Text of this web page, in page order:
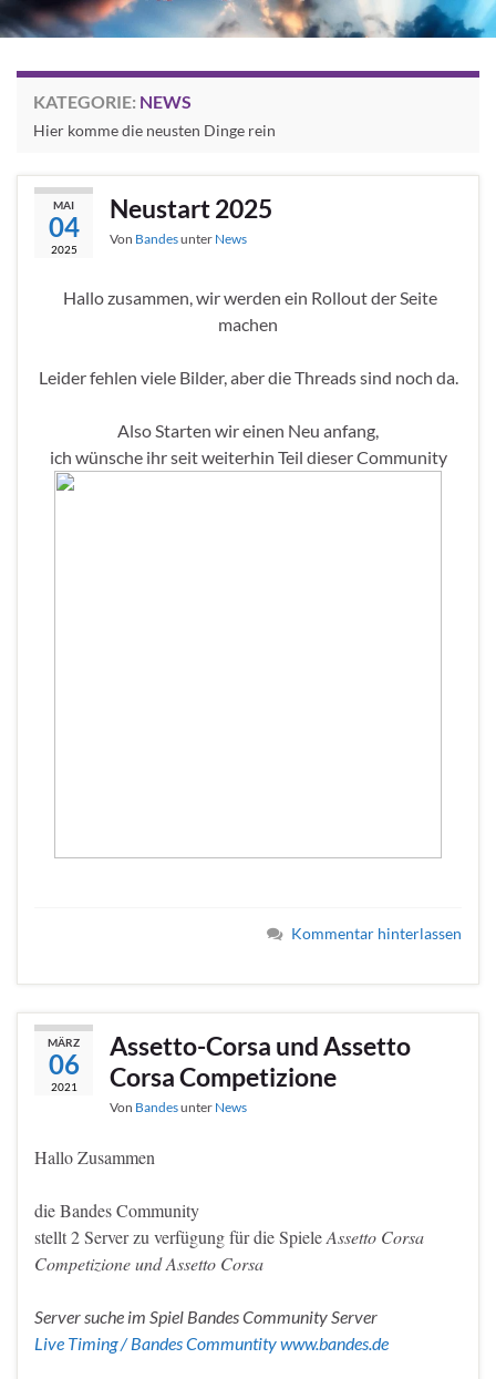
KATEGORIE: NEWS
Hier komme die neusten Dinge rein
MAI
04
2025
Neustart 2025
Von Bandesunter News
Hallo zusammen, wir werden ein Rollout der Seite
machen
Leider fehlen viele Bilder, aber die Threads sind noch da.
Also Starten wir einen Neu anfang,
ich wünsche ihr seit weiterhin Teil dieser Community
Kommentar hinterlassen
MÄRZ
06
2021
Assetto-Corsa und Assetto
Corsa Competizione
Von Bandesunter News
Hallo Zusammen
die Bandes Community
stellt 2 Server zu verfügung für die SpieleAssetto Corsa
Competizione und Assetto Corsa
Server suche im Spiel Bandes Community Server
Live Timing / Bandes Communtity www.bandes.de